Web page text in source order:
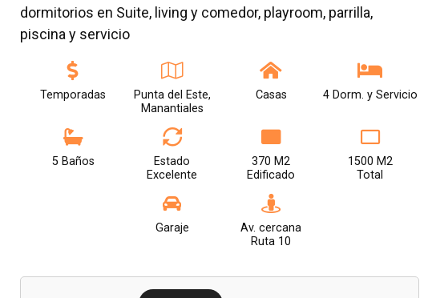
dormitorios en Suite, living y comedor, playroom, parrilla,
piscina y servicio
Temporadas
Punta del Este,
Manantiales
Casas 4 Dorm. y Servicio
5 Baños
Estado
Excelente
370 M2
Edificado
1500 M2
Total
Garaje
Av. cercana
Ruta 10